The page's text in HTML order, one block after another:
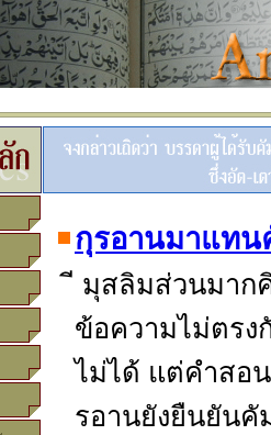
กุรอานมาแทน
มุสลิมส่วนมาก
ข้อความไม่ตร
ไม่ได้ แต่คำสอ
รอานยังยืนยัน